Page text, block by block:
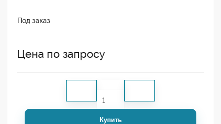
Под заказ
Цена по запросу
Купить